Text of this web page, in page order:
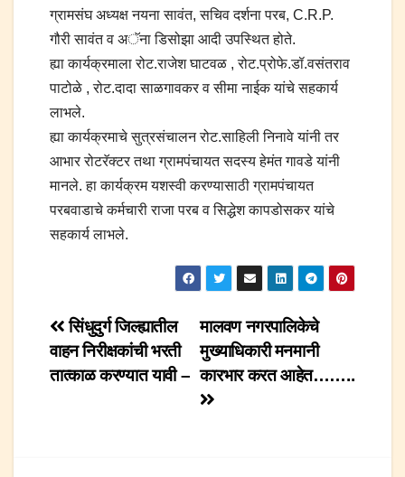
ग्रामसंघ अध्यक्ष नयना सावंत, सचिव दर्शना परब, C.R.P.
गौरी सावंत व अॅना डिसोझा आदी उपस्थित होते.
ह्या कार्यक्रमाला रोट.राजेश घाटवळ , रोट.प्रोफे.डॉ.वसंतराव
पाटोळे , रोट.दादा साळगावकर व सीमा नाईक यांचे सहकार्य
लाभले.
ह्या कार्यक्रमाचे सुत्रसंचालन रोट.साहिली निनावे यांनी तर
आभार रोटरॅक्टर तथा ग्रामपंचायत सदस्य हेमंत गावडे यांनी
मानले. हा कार्यक्रम यशस्वी करण्यासाठी ग्रामपंचायत
परबवाडाचे कर्मचारी राजा परब व सिद्धेश कापडोसकर यांचे
सहकार्य लाभले.
Post
navigation
मालवण नगरपालिकेचे
मुख्याधिकारी मनमानी
कारभार करत आहेत……..
सिंधुदुर्ग जिल्ह्यातील
वाहन निरीक्षकांची भरती
तात्काळ करण्यात यावी –